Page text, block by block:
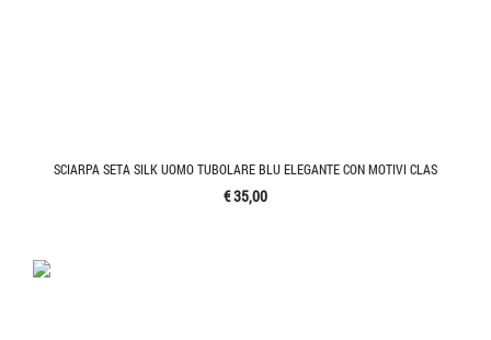
SCIARPA SETA SILK UOMO TUBOLARE BLU ELEGANTE CON MOTIVI CLAS
€ 35,00